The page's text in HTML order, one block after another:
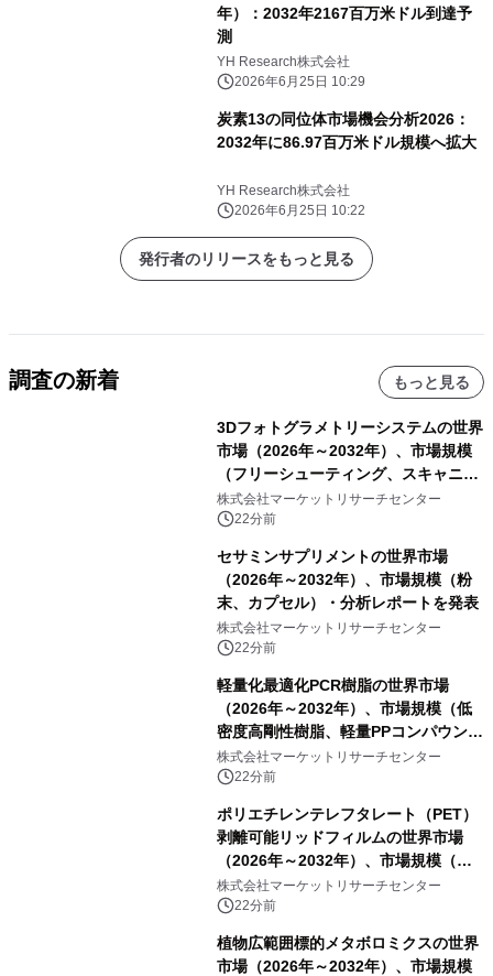
年）：2032年2167百万米ドル到達予
測
YH Research株式会社
2026年6月25日 10:29
炭素13の同位体市場機会分析2026：
2032年に86.97百万米ドル規模へ拡大
YH Research株式会社
2026年6月25日 10:22
発行者のリリースをもっと見る
調査の新着 もっと見る
3Dフォトグラメトリーシステムの世界
市場（2026年～2032年）、市場規模
（フリーシューティング、スキャニン
グ、その他）・分析レポートを発表
株式会社マーケットリサーチセンター
22分前
セサミンサプリメントの世界市場
（2026年～2032年）、市場規模（粉
末、カプセル）・分析レポートを発表
株式会社マーケットリサーチセンター
22分前
軽量化最適化PCR樹脂の世界市場
（2026年～2032年）、市場規模（低
密度高剛性樹脂、軽量PPコンパウン
ド、強化軽量ブレンド、軽量PCR
PA、その他）・分析レポートを発表
株式会社マーケットリサーチセンター
22分前
ポリエチレンテレフタレート（PET）
剥離可能リッドフィルムの世界市場
（2026年～2032年）、市場規模（ヒ
ートシールタイプ、コールドシールタ
イプ、粘着タイプ）・分析レポートを
株式会社マーケットリサーチセンター
22分前
植物広範囲標的メタボロミクスの世界
市場（2026年～2032年）、市場規模